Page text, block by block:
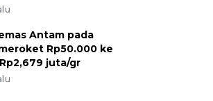
Antam pada
Rp50.000 ke
juta/gr